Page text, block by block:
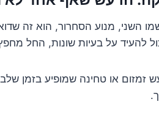
השני, מנוע הסחרור, הוא זה
להעיד על בעיות שונות, החל
זמזום או טחינה שמופיע בזמן